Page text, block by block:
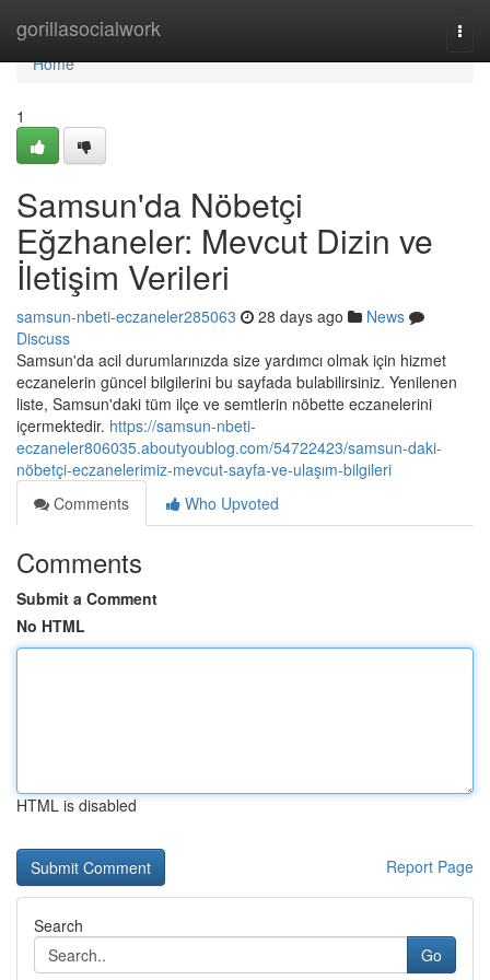
gorillasocialwork
Home
Home
1
Samsun'da Nöbetçi
Eğzhaneler: Mevcut Dizin ve
İletişim Verileri
samsun-nbeti-eczaneler285063 28 days ago
News
Discuss
Samsun'da acil durumlarınızda size yardımcı olmak için hizmet
eczanelerin güncel bilgilerini bu sayfada bulabilirsiniz. Yenilenen
liste, Samsun'daki tüm ilçe ve semtlerin nöbette eczanelerini
içermektedir. https://samsun-nbeti-
eczaneler806035.aboutyoublog.com/54722423/samsun-daki-
nöbetçi-eczanelerimiz-mevcut-sayfa-ve-ulaşım-bilgileri
Comments
Who Upvoted
Comments
Submit a Comment
No HTML
HTML is disabled
Report Page
Search
Go